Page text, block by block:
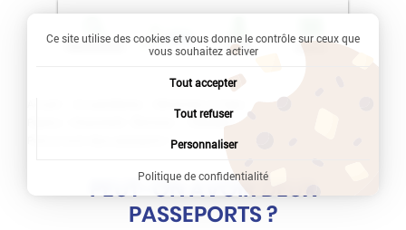
Recherche Profil Menu
Passeport
Peut-on avoir deux passeports ?
PEUT-ON AVOIR DEUX
PASSEPORTS ?
Ce site utilise des cookies et vous donne le contrôle sur ceux que
vous souhaitez activer
Tout accepter
Tout refuser
Personnaliser
Politique de confidentialité